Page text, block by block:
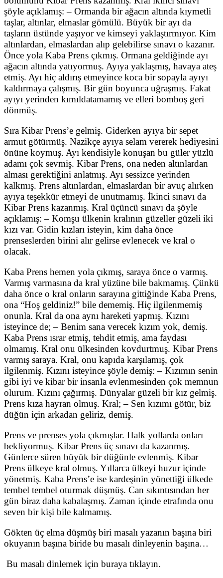
şöyle açıklamış: – Ormanda bir ağacın altında kıymetli
taşlar, altınlar, elmaslar gömülü. Büyük bir ayı da
taşların üstünde yaşıyor ve kimseyi yaklaştırmıyor. Kim
altınlardan, elmaslardan alıp gelebilirse sınavı o kazanır.
Önce yola Kaba Prens çıkmış. Ormana geldiğinde ayı
ağacın altında yatıyormuş. Ayıya yaklaşmış, havaya ateş
etmiş. Ayı hiç aldırış etmeyince koca bir sopayla ayıyı
kaldırmaya çalışmış. Bir gün boyunca uğraşmış. Fakat
ayıyı yerinden kımıldatamamış ve elleri bomboş geri
dönmüş.
Sıra Kibar Prens’e gelmiş. Giderken ayıya bir sepet
armut götürmüş. Nazikçe ayıya selam vererek hediyesini
önüne koymuş. Ayı kendisiyle konuşan bu güler yüzlü
adamı çok sevmiş. Kibar Prens, ona neden altınlardan
alması gerektiğini anlatmış. Ayı sessizce yerinden
kalkmış. Prens altınlardan, elmaslardan bir avuç alırken
ayıya teşekkür etmeyi de unutmamış. İkinci sınavı da
Kibar Prens kazanmış. Kral üçüncü sınavı da şöyle
açıklamış: – Komşu ülkenin kralının güzeller güzeli iki
kızı var. Gidin kızları isteyin, kim daha önce
prenseslerden birini alır gelirse evlenecek ve kral o
olacak.
Kaba Prens hemen yola çıkmış, saraya önce o varmış.
Varmış varmasına da kral yüzüne bile bakmamış. Çünkü
daha önce o kral onların sarayına gittiğinde Kaba Prens,
ona “Hoş geldiniz!” bile dememiş. Hiç ilgilenmemiş
onunla. Kral da ona aynı hareketi yapmış. Kızını
isteyince de; – Benim sana verecek kızım yok, demiş.
Kaba Prens ısrar etmiş, tehdit etmiş, ama faydası
olmamış. Kral onu ülkesinden kovdurtmuş. Kibar Prens
varmış saraya. Kral, onu kapıda karşılamış, çok
ilgilenmiş. Kızını isteyince şöyle demiş: – Kızımın senin
gibi iyi ve kibar bir insanla evlenmesinden çok memnun
olurum. Kızını çağırmış. Dünyalar güzeli bir kız gelmiş.
Prens kıza hayran olmuş. Kral; – Sen kızımı götür, biz
düğün için arkadan geliriz, demiş.
Prens ve prenses yola çıkmışlar. Halk yollarda onları
bekliyormuş. Kibar Prens üç sınavı da kazanmış.
Günlerce süren büyük bir düğünle evlenmiş. Kibar
Prens ülkeye kral olmuş. Yıllarca ülkeyi huzur içinde
yönetmiş. Kaba Prens’e ise kardeşinin yönettiği ülkede
tembel tembel oturmak düşmüş. Can sıkıntısından her
gün biraz daha kabalaşmış. Zaman içinde etrafında onu
seven bir kişi bile kalmamış.
Gökten üç elma düşmüş biri masalı yazanın başına biri
okuyanın başına biride bu masalı dinleyenin başına…
Bu masalı dinlemek için buraya tıklayın.